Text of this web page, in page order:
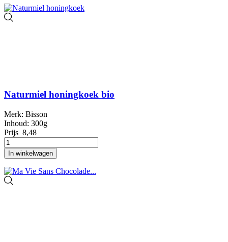
Naturmiel honingkoek bio
Merk: Bisson
Inhoud: 300g
Prijs 8,48
In winkelwagen